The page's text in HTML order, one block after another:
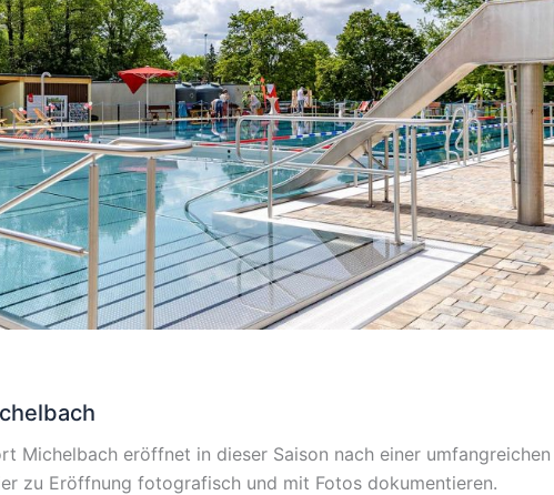
Michelbach eröffnet in dieser Saison nach einer umfangreichen
zu Eröffnung fotografisch und mit Fotos dokumentieren.